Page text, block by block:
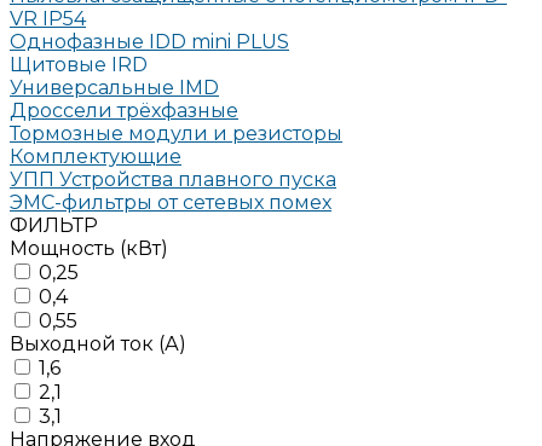
VR IP54
Однофазные IDD mini PLUS
Щитовые IRD
Универсальные IMD
Дроссели трёхфазные
Тормозные модули и резисторы
Комплектующие
УПП Устройства плавного пуска
ЭМС-фильтры от сетевых помех
ФИЛЬТР
Мощность (кВт)
0,25
0,4
0,55
Выходной ток (А)
1,6
2,1
3,1
Напряжение вход